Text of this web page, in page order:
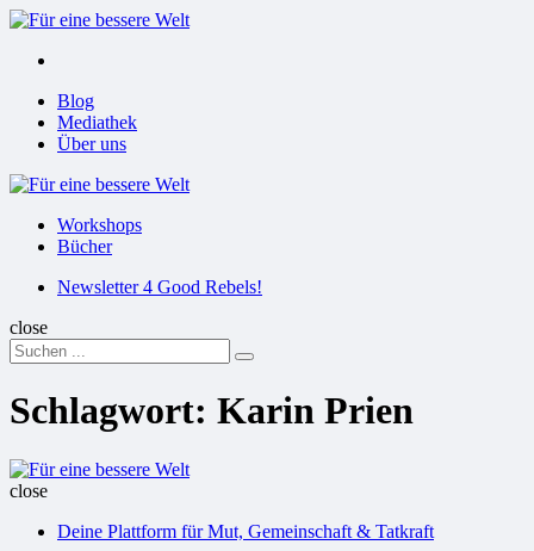
Menu
Menu
Blog
Mediathek
Über uns
Für
Workshops
Bücher
SuchenNewsletter 4 Good Rebels!
close
Search
for:
Suchen
Schlagwort: Karin Prien
Für
Welt
close
Deine Plattform für Mut, Gemeinschaft & Tatkraft